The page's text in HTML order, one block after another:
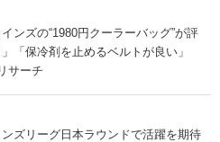
ンズの“1980円クーラーバッグ”が評
「保冷剤を止めるベルトが良い」
サーチ
ンズリーグ日本ラウンドで活躍を期待